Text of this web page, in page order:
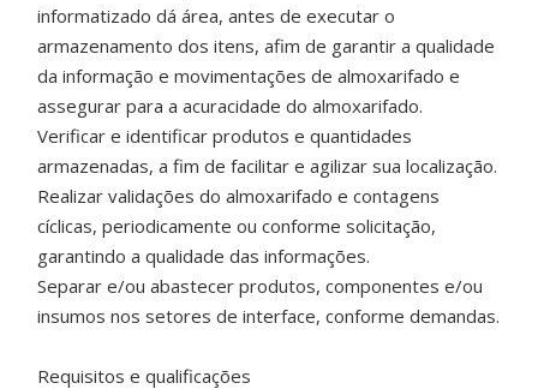
informatizado dá área, antes de executar o
armazenamento dos itens, afim de garantir a qualidade
da informação e movimentações de almoxarifado e
assegurar para a acuracidade do almoxarifado.
Verificar e identificar produtos e quantidades
armazenadas, a fim de facilitar e agilizar sua localização.
Realizar validações do almoxarifado e contagens
cíclicas, periodicamente ou conforme solicitação,
garantindo a qualidade das informações.
Separar e/ou abastecer produtos, componentes e/ou
insumos nos setores de interface, conforme demandas.
Requisitos e qualificações